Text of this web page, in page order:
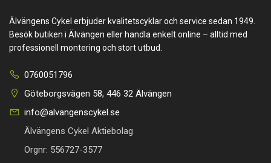
Älvängens Cykel erbjuder kvalitetscyklar och service sedan 1949.
Besök butiken i Älvängen eller handla enkelt online – alltid med
professionell montering och stort utbud.
0760051796
Göteborgsvägen 58, 446 32 Älvängen
info@alvangenscykel.se
Älvängens Cykel Aktiebolag
Orgnr: 556727-3577